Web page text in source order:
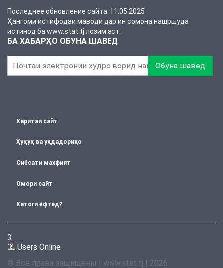
Последнее обновление сайта: 11.05.2025
Ҳангоми истифодаи маводи дар ин сомона нашршуда
истинод ба www.stat.tj лозим аст.
БА ХАБАРҲО ОБУНА ШАВЕД
Обуна шавед
Харитаи сайт
Ҳуқуқ ва уҳдадориҳо
Сиёсати махфият
Омори сайт
Хатоги ёфтед?
3
Users Online
© Все права защищены | www.stat.tj | 2026